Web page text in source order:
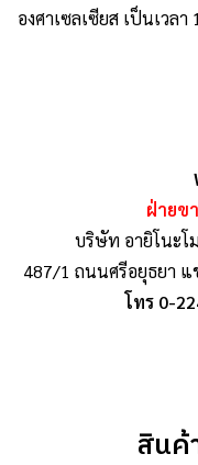
องศาเซลเซียส เป็นเวลา
ฝ่ายข
บริษัท อายิโนะโ
487/1 ถนนศรีอยุธยา แ
โทร 0-
สินค้